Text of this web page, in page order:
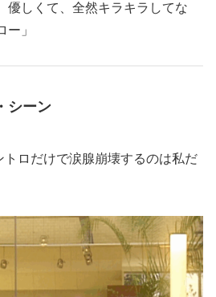
優しくて、全然キラキラしてな
ー」
シーン
トロだけで涙腺崩壊するのは私だ